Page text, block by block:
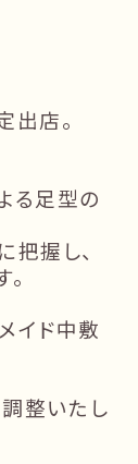
店。
る足型の
握し、
イド中敷
整いたし